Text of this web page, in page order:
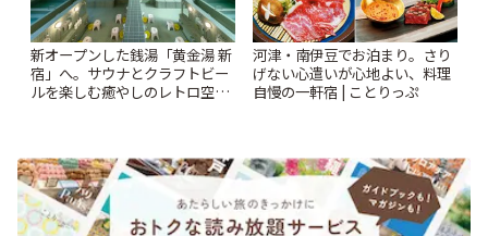
新オープンした銭湯「黄金湯 新
宿」へ。サウナとクラフトビー
ルを楽しむ癒やしのレトロ空間
河津・南伊豆でお泊まり。さり
げない心遣いが心地よい、料理
自慢の一軒宿 | ことりっぷ